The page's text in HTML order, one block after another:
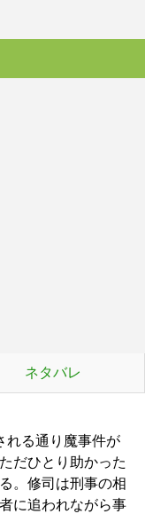
ネタバレ
れる通り魔事件が
だひとり助かった
。修司は刑事の相
に追われながら事